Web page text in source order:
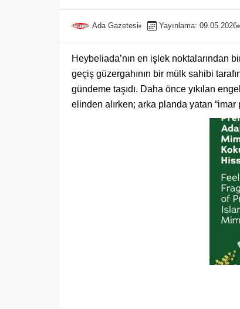
Ada Gazetesi Yayınlama: 09.05.2026
Heybeliada’nın en işlek noktalarından
geçiş güzergahının bir mülk sahibi
gündeme taşıdı. Daha önce yıkılan
elinden alırken; arka planda yatan “imar